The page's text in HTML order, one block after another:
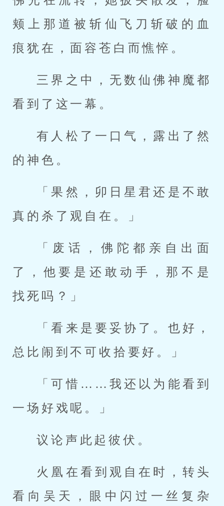
颊上那道被斩仙飞刀斩破的血
痕犹在，面容苍白而憔悴。
三界之中，无数仙佛神魔都
看到了这一幕。
有人松了一口气，露出了然
的神色。
「果然，卯日星君还是不敢
真的杀了观自在。」
「废话，佛陀都亲自出面
了，他要是还敢动手，那不是
找死吗？」
「看来是要妥协了。也好，
总比闹到不可收拾要好。」
「可惜……我还以为能看到
一场好戏呢。」
议论声此起彼伏。
火凰在看到观自在时，转头
看向吴天，眼中闪过一丝复杂